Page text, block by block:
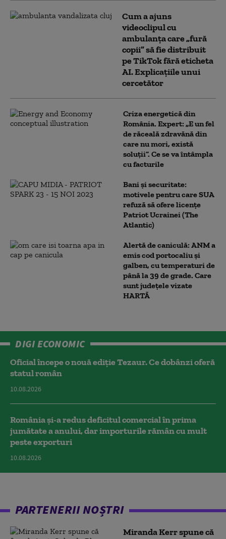
Cum a ajuns
videoclipul cu
ambulanța care „fură
copii” să fie distribuit
pe TikTok fără eticheta
AI. Explicațiile unui
cercetător
Criza energetică din
România. Expert: „E un fel
de răceală zdravănă din
care nu mori, există
soluții”. Ce se va întâmpla
cu facturile
Bani și securitate:
motivele pentru care SUA
refuză să ofere licențe
Patriot Ucrainei (The
Atlantic)
Alertă de caniculă: ANM a
emis cod portocaliu și
galben, cu temperaturi de
până la 39 de grade. Care
sunt județele vizate
HARTĂ
DIGI ECONOMIC
Oficial începe o nouă ediție Tezaur. Ce dobânzi oferă
statul român
10.08.2026
România și-a redus deficitul comercial în prima
jumătate a anului, dar importurile rămân cu mult
peste exporturi
10.08.2026
PARTENERII NOȘTRI
Miranda Kerr spune că